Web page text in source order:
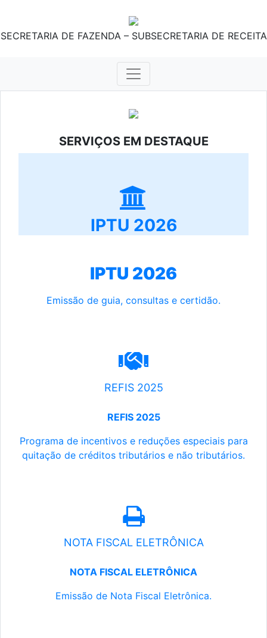
SECRETARIA DE FAZENDA – SUBSECRETARIA DE RECEITA
SERVIÇOS EM DESTAQUE
IPTU 2026
IPTU 2026
Emissão de guia, consultas e certidão.
REFIS 2025
REFIS 2025
Programa de incentivos e reduções especiais para
quitação de créditos tributários e não tributários.
NOTA FISCAL ELETRÔNICA
NOTA FISCAL ELETRÔNICA
Emissão de Nota Fiscal Eletrônica.